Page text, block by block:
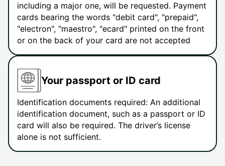
including a major one, will be requested. Payment
cards bearing the words "debit card", "prepaid",
"electron", "maestro", "ecard" printed on the front
or on the back of your card are not accepted
Your passport or ID card
Identification documents required: An additional
identification document, such as a passport or ID
card will also be required. The driver’s license
alone is not sufficient.